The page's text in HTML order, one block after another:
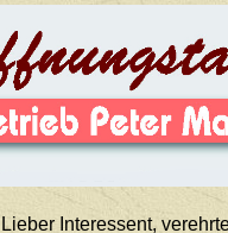
Lieber Interessent,